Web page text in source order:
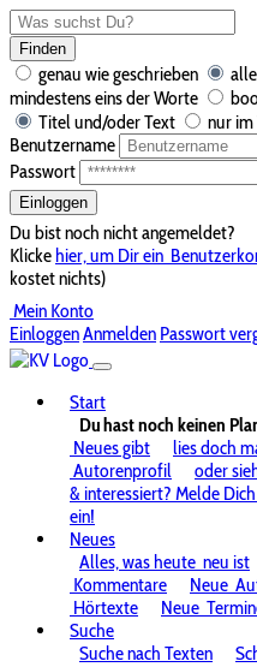
Finden
genau wie geschrieben
mindestens eins der Worte
Titel und/oder Text
nur im
Benutzername
Passwort
Einloggen
Du bist noch nicht angemeldet?
Klickehier, um Dir ein
kostet nichts)
Mein Konto
EinloggenAnmelden Passwort
Start
Du hast noch keinen
Neues gibt
lies doch
Autorenprofil
oder
& interessiert? Melde
ein!
Neues
Alles, was heute neu ist
Kommentare
Neue
Hörtexte
Neue
Suche
Suche nach Texten